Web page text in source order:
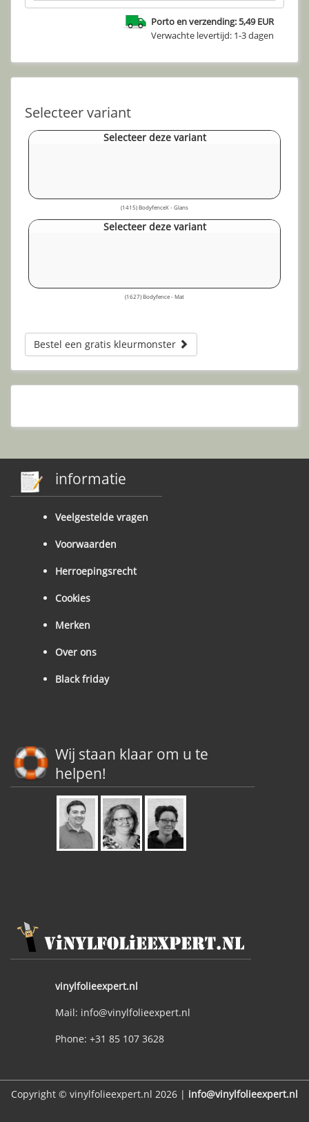
Porto en verzending: 5,49 EUR
Verwachte levertijd: 1-3 dagen
Selecteer variant
Selecteer deze variant
(1415) BodyfenceX - Glans
Selecteer deze variant
(1627) Bodyfence - Mat
Bestel een gratis kleurmonster
informatie
Veelgestelde vragen
Voorwaarden
Herroepingsrecht
Cookies
Merken
Over ons
Black friday
Wij staan klaar om u te
helpen!
vinylfolieexpert.nl
Mail: info@vinylfolieexpert.nl
Phone: +31 85 107 3628
Copyright © vinylfolieexpert.nl 2026 | info@vinylfolieexpert.nl